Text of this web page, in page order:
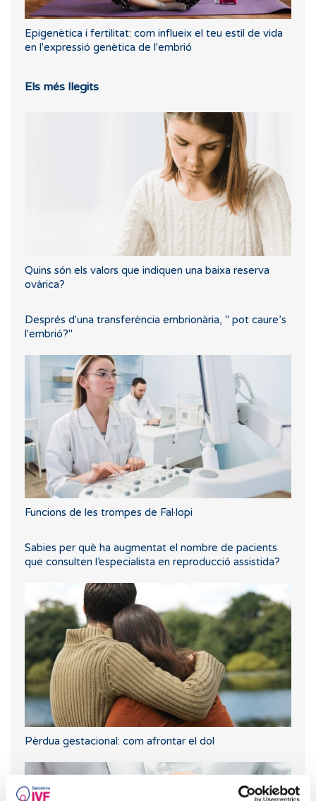
Epigenètica i fertilitat: com influeix el teu estil de vida
en l'expressió genètica de l'embrió
Els més llegits
Quins són els valors que indiquen una baixa reserva
ovàrica?
Després d'una transferència embrionària, " pot caure’s
l'embrió?"
Funcions de les trompes de Fal·lopi
Sabies per què ha augmentat el nombre de pacients
que consulten l’especialista en reproducció assistida?
Pèrdua gestacional: com afrontar el dol